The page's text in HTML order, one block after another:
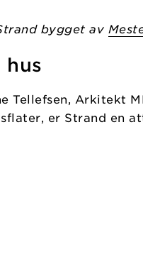
bygget av
hus
Tellefsen, Arkitekt
er Strand en